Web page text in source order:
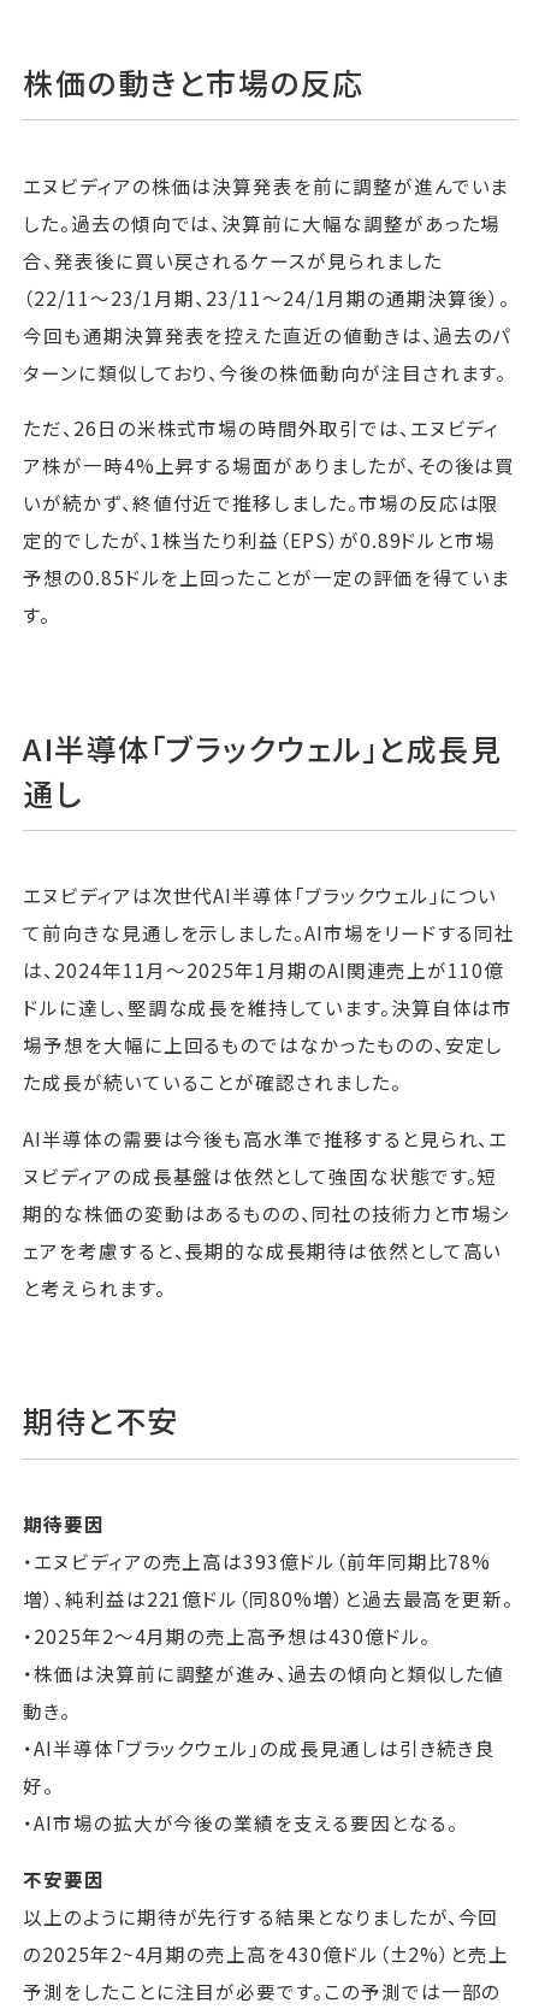
株価の動きと市場の反応
エヌビディアの株価は決算発表を前に調整が進んでいま
した。過去の傾向では、決算前に大幅な調整があった場
合、発表後に買い戻されるケースが見られました
（22/11〜23/1月期、23/11〜24/1月期の通期決算後）。
今回も通期決算発表を控えた直近の値動きは、過去のパ
ターンに類似しており、今後の株価動向が注目されます。
ただ、26日の米株式市場の時間外取引では、エヌビディ
ア株が一時4%上昇する場面がありましたが、その後は買
いが続かず、終値付近で推移しました。市場の反応は限
定的でしたが、1株当たり利益（EPS）が0.89ドルと市場
予想の0.85ドルを上回ったことが一定の評価を得ていま
す。
AI半導体「ブラックウェル」と成長見
通し
エヌビディアは次世代AI半導体「ブラックウェル」につい
て前向きな見通しを示しました。AI市場をリードする同社
は、2024年11月〜2025年1月期のAI関連売上が110億
ドルに達し、堅調な成長を維持しています。決算自体は市
場予想を大幅に上回るものではなかったものの、安定し
た成長が続いていることが確認されました。
AI半導体の需要は今後も高水準で推移すると見られ、エ
ヌビディアの成長基盤は依然として強固な状態です。短
期的な株価の変動はあるものの、同社の技術力と市場シ
ェアを考慮すると、長期的な成長期待は依然として高い
と考えられます。
期待と不安
期待要因
・エヌビディアの売上高は393億ドル（前年同期比78%
増）、純利益は221億ドル（同80%増）と過去最高を更新。
・2025年2〜4月期の売上高予想は430億ドル。
・株価は決算前に調整が進み、過去の傾向と類似した値
動き。
・AI半導体「ブラックウェル」の成長見通しは引き続き良
好。
・AI市場の拡大が今後の業績を支える要因となる。
不安要因
以上のように期待が先行する結果となりましたが、今回
の2025年2~4月期の売上高を430億ドル（±2%）と売上
予測をしたことに注目が必要です。この予測では一部の